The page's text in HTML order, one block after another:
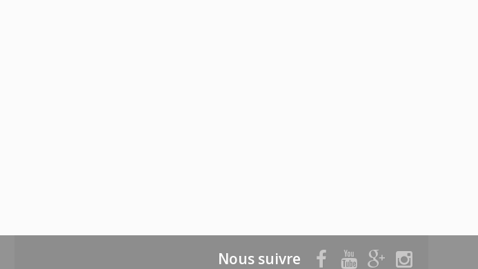
Nous suivre